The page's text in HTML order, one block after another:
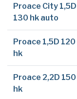
Proace City 1,5D
130 hk auto
Proace 1,5D 120
hk
Proace 2,2D 150
hk